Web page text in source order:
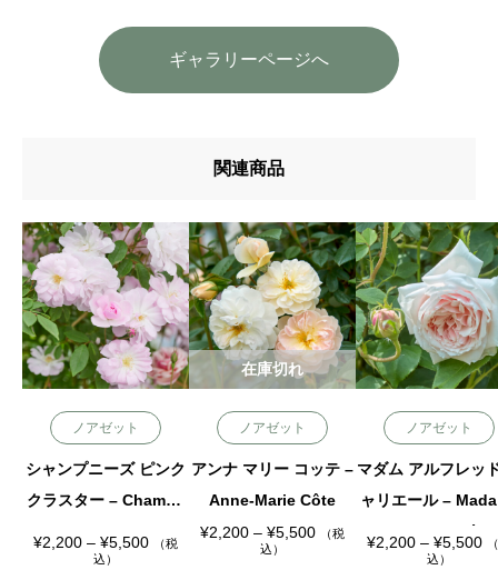
ギャラリーページへ
関連商品
ノアゼット
シャンプニーズ ピンク
クラスター – Champn
¥2,200 – ¥5,500価
格
（税
込）
ノアゼット
アンナ マリー コッテ –
Anne-Marie Côte
¥2,200 – ¥5,500価
格
（税
込）
在庫切れ
ノアゼット
マダム アルフレッ
ャリエール –
Alfred Carrière
¥2,200 – ¥5,500価
格
込）